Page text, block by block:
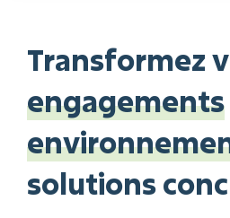
Transformez
engagements
solutions